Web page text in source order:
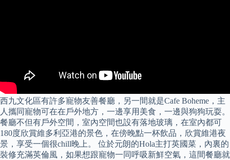
西九文化區有許多寵物友善餐廳，另一間就是Cafe Boheme，主
人攜同寵物可在在戶外地方，一邊享用美食，一邊與狗狗玩耍。
餐廳不但有戶外空間，室內空間也設有落地玻璃，在室內都可
180度欣賞維多利亞港的景色，在傍晚點一杯飲品，欣賞維港夜
景，享受一個很chill晚上。 位於元朗的Hola主打英國菜，內裏的
裝修充滿英倫風，如果想跟寵物一同呼吸新鮮空氣，這間餐廳就